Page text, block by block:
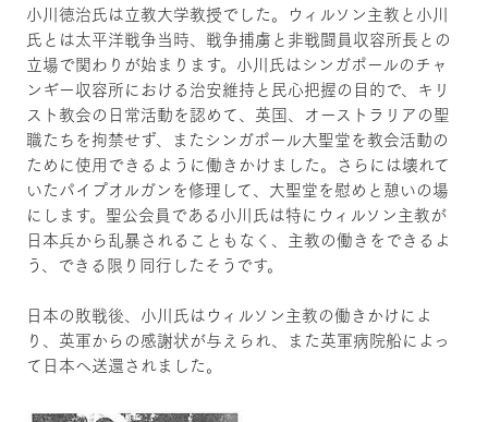
小川徳治氏は立教大学教授でした。ウィルソン主教と小川
氏とは太平洋戦争当時、戦争捕虜と非戦闘員収容所長との
立場で関わりが始まります。小川氏はシンガポールのチャ
ンギー収容所における治安維持と民心把握の目的で、キリ
スト教会の日常活動を認めて、英国、オーストラリアの聖
職たちを拘禁せず、またシンガポール大聖堂を教会活動の
ために使用できるように働きかけました。さらには壊れて
いたパイプオルガンを修理して、大聖堂を慰めと憩いの場
にします。聖公会員である小川氏は特にウィルソン主教が
日本兵から乱暴されることもなく、主教の働きをできるよ
う、できる限り同行したそうです。
日本の敗戦後、小川氏はウィルソン主教の働きかけによ
り、英軍からの感謝状が与えられ、また英軍病院船によっ
て日本へ送還されました。